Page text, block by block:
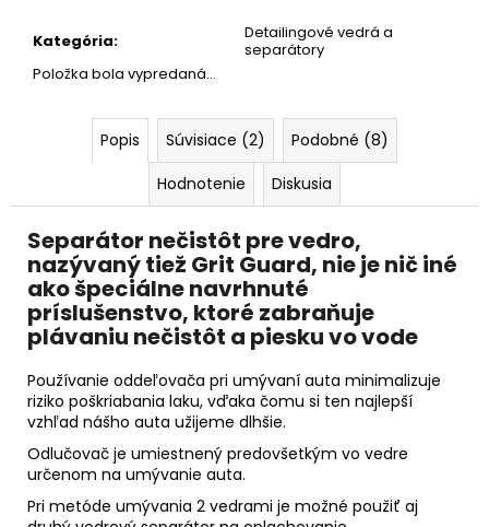
Kategória:
Detailingové vedrá a
separátory
Položka bola vypredaná…
Popis Súvisiace (2)
Podobné (8)
Hodnotenie
Diskusia
Separátor nečistôt pre vedro,
nazývaný tiež Grit Guard, nie je nič iné
ako špeciálne navrhnuté
príslušenstvo, ktoré zabraňuje
plávaniu nečistôt a piesku vo vode
Používanie oddeľovača pri umývaní auta minimalizuje
riziko poškriabania laku, vďaka čomu si ten najlepší
vzhľad nášho auta užijeme dlhšie.
Odlučovač je umiestnený predovšetkým vo vedre
určenom na umývanie auta.
Pri metóde umývania 2 vedrami je možné použiť aj
a
m
-
NA
SUŠENIE
60X90CM
550GSM
€11,99